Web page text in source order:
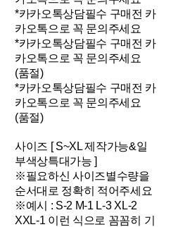
*카카오톡상담필수 구매전 카
카오톡으로 꼭 문의주세요
*카카오톡상담필수 구매전 카
카오톡으로 꼭 문의주세요
(품절)
*카카오톡상담필수 구매전 카
카오톡으로 꼭 문의주세요
(품절)
사이즈 [ S~XL 제작가능&일
부색상특대가능 ]
※필요하신 사이즈별수량을
순서대로 정확히 적어주세요
※예시 : S-2 M-1 L-3 XL-2
XXL-1 이런 식으로 꼼꼼히 기